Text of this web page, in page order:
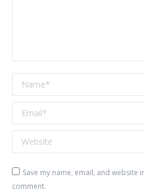
Name *
Email *
Website
Save my name, email, and website
comment.